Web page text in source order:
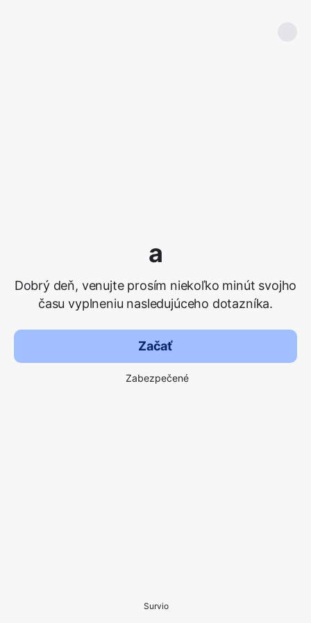
a
Dobrý deň, venujte prosím niekoľko minút svojho
času vyplneniu nasledujúceho dotazníka.
Začať
Zabezpečené
Survio